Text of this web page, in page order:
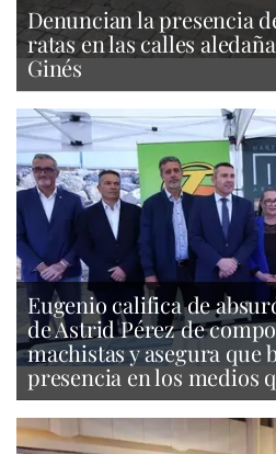
Denuncian la presencia
ratas en las calles
Ginés
Eugenio califica de
de Astrid Pérez de
machistas y asegura que
presencia en los medios